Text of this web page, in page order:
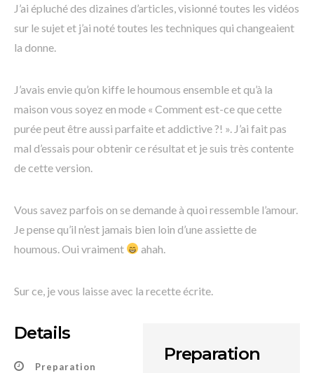
J’ai épluché des dizaines d’articles, visionné toutes les vidéos
sur le sujet et j’ai noté toutes les techniques qui changeaient
la donne.
J’avais envie qu’on kiffe le houmous ensemble et qu’à la
maison vous soyez en mode « Comment est-ce que cette
purée peut être aussi parfaite et addictive ?! ». J’ai fait pas
mal d’essais pour obtenir ce résultat et je suis très contente
de cette version.
Vous savez parfois on se demande à quoi ressemble l’amour.
Je pense qu’il n’est jamais bien loin d’une assiette de
houmous. Oui vraiment
ahah.
Sur ce, je vous laisse avec la recette écrite.
Details
Preparation
Preparation